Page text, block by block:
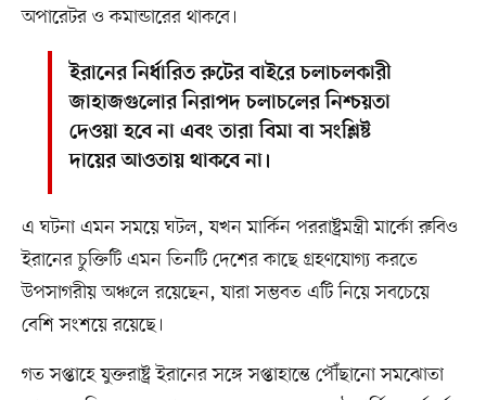
অপারেটর ও কমান্ডারের থাকবে।
ইরানের নির্ধারিত রুটের বাইরে চলাচলকারী
জাহাজগুলোর নিরাপদ চলাচলের নিশ্চয়তা
দেওয়া হবে না এবং তারা বিমা বা সংশ্লিষ্ট
দায়ের আওতায় থাকবে না।
এ ঘটনা এমন সময়ে ঘটল, যখন মার্কিন পররাষ্ট্রমন্ত্রী মার্কো রুবিও
ইরানের চুক্তিটি এমন তিনটি দেশের কাছে গ্রহণযোগ্য করতে
উপসাগরীয় অঞ্চলে রয়েছেন, যারা সম্ভবত এটি নিয়ে সবচেয়ে
বেশি সংশয়ে রয়েছে।
গত সপ্তাহে যুক্তরাষ্ট্র ইরানের সঙ্গে সপ্তাহান্তে পৌঁছানো সমঝোতা